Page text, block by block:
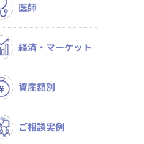
医師
経済・マーケット
資産額別
ご相談実例